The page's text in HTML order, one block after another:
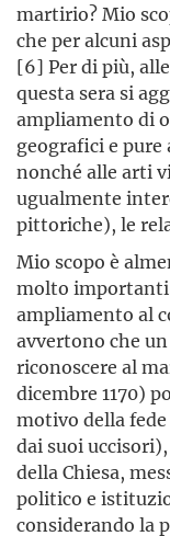
martirio? Mio
che per alcuni
[6] Per di più,
questa sera si
ampliamento di
geografici e
nonché alle arti
ugualmente
pittoriche), le
Mio scopo è
molto
ampliamento al
avvertono che
riconoscere al
dicembre 1170)
motivo della
dai suoi
della Chiesa,
politico e
considerando la